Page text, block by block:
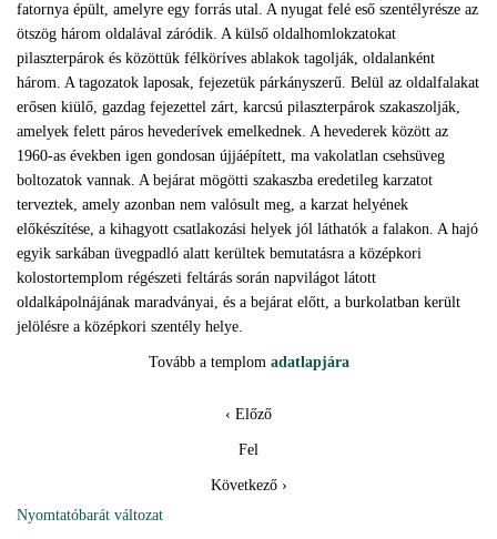
fatornya épült, amelyre egy forrás utal. A nyugat felé eső szentélyrésze az
ötszög három oldalával záródik. A külső oldalhomlokzatokat
pilaszterpárok és közöttük félköríves ablakok tagolják, oldalanként
három. A tagozatok laposak, fejezetük párkányszerű. Belül az oldalfalakat
erősen kiülő, gazdag fejezettel zárt, karcsú pilaszterpárok szakaszolják,
amelyek felett páros hevederívek emelkednek. A hevederek között az
1960-as években igen gondosan újjáépített, ma vakolatlan csehsüveg
boltozatok vannak. A bejárat mögötti szakaszba eredetileg karzatot
terveztek, amely azonban nem valósult meg, a karzat helyének
előkészítése, a kihagyott csatlakozási helyek jól láthatók a falakon. A hajó
egyik sarkában üvegpadló alatt kerültek bemutatásra a középkori
kolostortemplom régészeti feltárás során napvilágot látott
oldalkápolnájának maradványai, és a bejárat előtt, a burkolatban került
jelölésre a középkori szentély helye.
Tovább a templom adatlapjára
‹ Előző
Fel
Következő ›
Nyomtatóbarát változat